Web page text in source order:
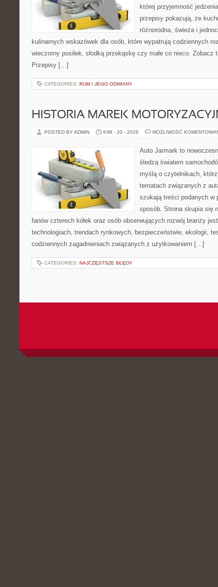
której przyjemność
przepisy pokazują, że
różnorodna, świeża i
kulinarnych wskazówek dla osób, które wypatrują codziennych
wieczorny posiłek, słodką przekąskę czy małe co nieco.
Przepisy […]
CATEGORIES: RUM I JEGO ODMIANY
HISTORIA MAREK
POSTED BY ADMIN KWI - 20 - 2026 MOŻLIWOŚĆ
Auto Jarmark to
śledzą światem
myślą o czytelnikach,
tematach związanych z
szukają treści podanych w
sposób. Strona skupia się
fanów czterech kółek oraz osób obserwujących rozwój branży
technologiach, trendach rynkowych, bezpieczeństwie, ekologii,
codziennych zagadnieniach związanych z użytkowaniem […]
CATEGORIES: NAJCZĘSTSZE BŁĘDY